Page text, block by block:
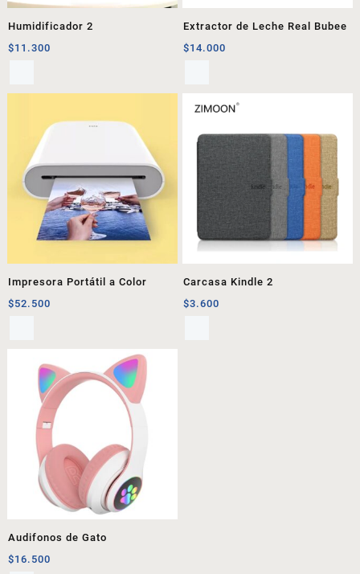
Humidificador 2
$11.300
Extractor de Leche Real Bubee
$14.000
Impresora Portátil a Color
$52.500
Carcasa Kindle 2
$3.600
Audifonos de Gato
$16.500